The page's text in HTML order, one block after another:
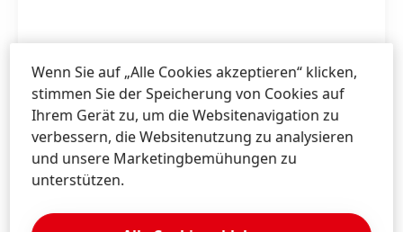
Wenn Sie auf „Alle Cookies akzeptieren“ klicken,
stimmen Sie der Speicherung von Cookies auf
Ihrem Gerät zu, um die Websitenavigation zu
verbessern, die Websitenutzung zu analysieren
und unsere Marketingbemühungen zu
unterstützen.